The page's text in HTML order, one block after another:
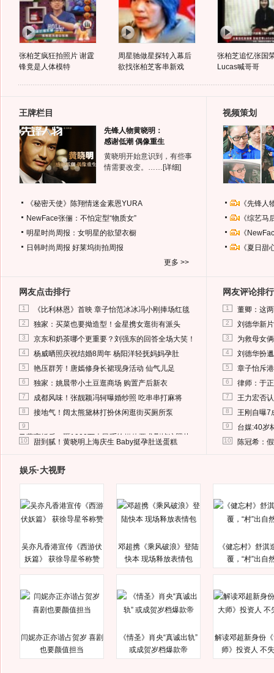
张柏芝疯狂拍照片 谢霆
锋竟是人体模特
周星驰做星探转入幕后
欲找张柏芝客串新戏
张柏芝追忆张国
Lucas喊哥哥
王牌栏目
先锋人物黄晓明：
感谢低潮 偶像重生
黄晓明开始意识到，有些事
情需要改变。…… [详细]
《秘密天使》陈翔情迷金素恩YURA
NewFace张俪：不怕定型“物质女”
明星时尚周报：女明星的欲望衣橱
日韩时尚周报 好莱坞街拍周报
更多 >>
视频策划
《先锋
《综艺
《
《夏日
网友点击排行
1 《比利林恩》首映 章子怡范冰冰冯小刚捧场红毯
2 独家：买菜也要拗造型！金星携女逛街有派头
3 京东和奶茶哪个更重要？刘强东的回答全场大笑！
4 杨威晒照庆祝结婚8周年 杨阳洋轻抚妈妈孕肚
5 艳压群芳！唐嫣修身长裙现身活动 仙气儿足
6 独家：姚晨带小土豆逛商场 购置产后新衣
7 成都风味！张靓颖冯轲曝婚纱照 吃串串打麻将
8 接地气！阔太熊黛林打扮休闲逛街买厕所泵
9
马蓉离婚后，砸1000万人民币给媒体要求删掉这照片
10 甜到腻！黄晓明上海庆生 Baby挺孕肚送蛋糕
网友评论排行
1 董卿：这
2 刘德华新
3 为救母女
4 刘德华扮
5 章子怡斥
6 律师：于
7 王力宏否
8 王刚自曝7
9 台媒:40岁
10 陈冠希：
娱乐·大视野
吴亦凡香港宣传《西游伏
妖篇》 获徐导星爷称赞
邓超携《乘风破浪》登陆
快本 现场释放表情包
《健忘村》舒淇
覆，“村”出自
闫妮亦正亦谐占贺岁 喜剧
也要颜值担当
《情圣》肖央“真诚出轨”
或成贺岁档爆款帝
解读邓超新身份
师》投资人 不